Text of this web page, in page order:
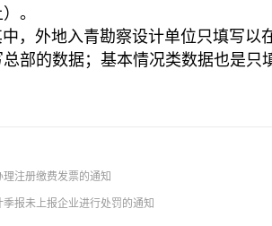
。
外地入青勘察设计单位只填写以
部的数据；基本情况类数据也是只
理注册缴费发票的通知
季报未上报企业进行处罚的通知